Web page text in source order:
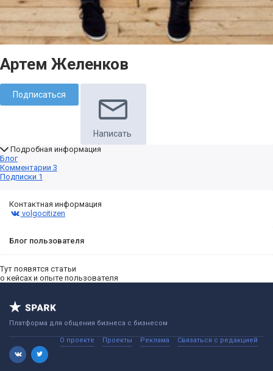
Артем Желенков
Подписаться
Написать
Подробная информация
Блог
Комментарии 3
Подписки 1
Контактная информация
volgocitizen
Блог пользователя
Тут появятся статьи
о кейсах и опыте пользователя
Платформа для общения бизнеса с бизнесом
О проекте Проекты Реклама Связаться с редакцией